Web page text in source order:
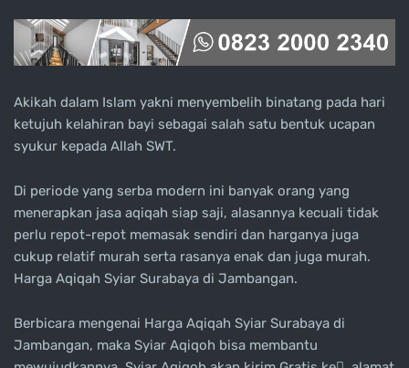
Akikah dalam Islam yakni menyembelih binatang pada hari
ketujuh kelahiran bayi sebagai salah satu bentuk ucapan
syukur kepada Allah SWT.
Di periode yang serba modern ini banyak orang yang
menerapkan jasa aqiqah siap saji, alasannya kecuali tidak
perlu repot-repot memasak sendiri dan harganya juga
cukup relatif murah serta rasanya enak dan juga murah.
Harga Aqiqah Syiar Surabaya di Jambangan.
Berbicara mengenai Harga Aqiqah Syiar Surabaya di
Jambangan, maka Syiar Aqiqoh bisa membantu